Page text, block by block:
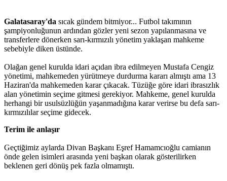
Galatasaray'da sıcak gündem bitmiyor... Futbol takımının
şampiyonluğunun ardından gözler yeni sezon yapılanmasına ve
transferlere dönerken sarı-kırmızılı yönetim yaklaşan mahkeme
sebebiyle diken üstünde.
Olağan genel kurulda idari açıdan ibra edilmeyen Mustafa Cengiz
yönetimi, mahkemeden yürütmeye durdurma kararı almıştı ama 13
Haziran'da mahkemeden karar çıkacak. Tüzüğe göre idari ibrasızlık
alan yönetimin seçime gitmesi gerekiyor. Mahkeme, genel kurulda
herhangi bir usulsüzlüğün yaşanmadığına karar verirse bu defa sarı-
kırmızılılar seçime gidecek.
Terim ile anlaşır
Geçtiğimiz aylarda Divan Başkanı Eşref Hamamcıoğlu camianın
önde gelen isimleri arasında yeni başkan olarak gösterilirken
beklenen geri dönüş pek fazla olmamıştı.